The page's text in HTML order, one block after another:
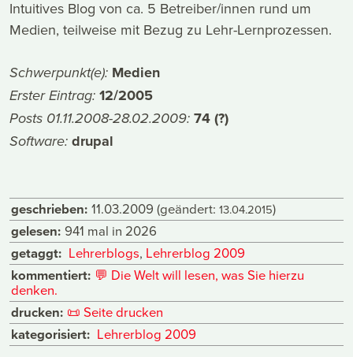
Intuitives Blog von ca. 5 Betreiber/innen rund um
Medien, teilweise mit Bezug zu Lehr-Lernprozessen.
Schwerpunkt(e): Medien
Erster Eintrag: 12/2005
Posts 01.11.2008-28.02.2009: 74 (?)
Software: drupal
geschrieben: 11.03.2009 (geändert: 13.04.2015)
gelesen: 941 mal in 2026
getaggt: Lehrerblogs, Lehrerblog 2009
kommentiert: 💬 Die Welt will lesen, was Sie hierzu
denken.
drucken: 📜 Seite drucken
kategorisiert: Lehrerblog 2009